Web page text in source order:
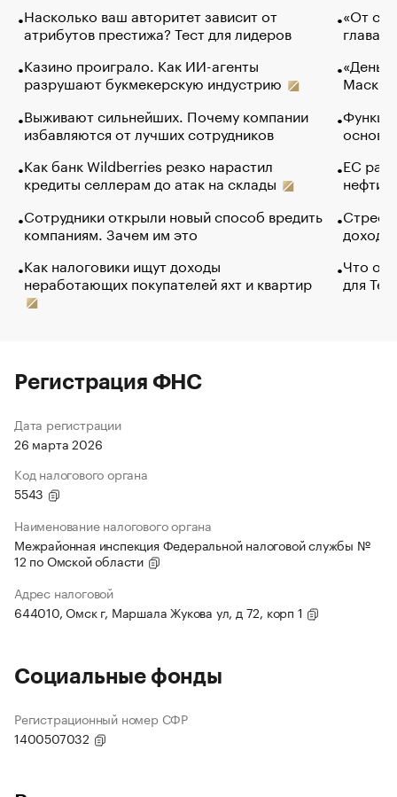
Насколько ваш авторитет зависит от
атрибутов престижа? Тест для лидеров
Казино проиграло. Как ИИ-агенты
разрушают букмекерскую индустрию
Выживают сильнейших. Почему компании
избавляются от лучших сотрудников
Как банк Wildberries резко нарастил
кредиты селлерам до атак на склады
Сотрудники открыли новый способ вредить
компаниям. Зачем им это
Как налоговики ищут доходы
неработающих покупателей яхт и квартир
«От
глава
Маск в
основ
ЕС
нефти
Что
для
Регистрация ФНС
Дата регистрации
26 марта 2026
Код налогового органа
5543
Наименование налогового органа
Межрайонная инспекция Федеральной налоговой службы №
12 по Омской области
Адрес налоговой
644010, Омск г, Маршала Жукова ул, д 72, корп 1
Социальные фонды
Регистрационный номер СФР
1400507032